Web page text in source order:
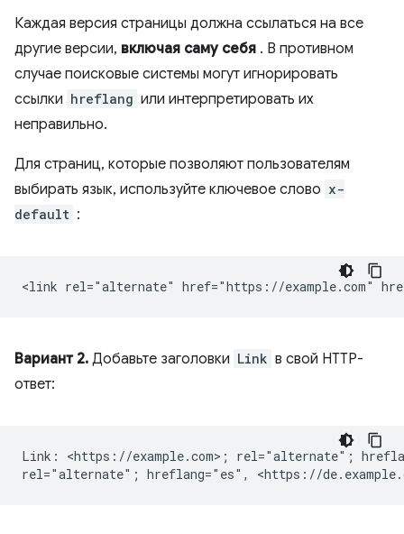
Каждая версия страницы должна ссылаться на все
другие версии, включая саму себя . В противном
случае поисковые системы могут игнорировать
ссылки hreflang или интерпретировать их
неправильно.
Для страниц, которые позволяют пользователям
выбирать язык, используйте ключевое слово x-
default :
Вариант 2. Добавьте заголовки Link в свой HTTP-
ответ:
Link: <https://example.com>; rel="alternate";